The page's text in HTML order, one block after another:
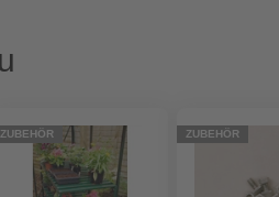
ZUBEHÖR ZUBEHÖR